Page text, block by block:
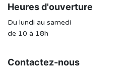
Heures d'ouverture
Du lundi au samedi
de 10 à 18h
Contactez-nous